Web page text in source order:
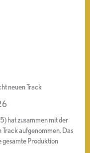
neuen Track
hat zusammen mit der
aufgenommen. Das
gesamte Produktion